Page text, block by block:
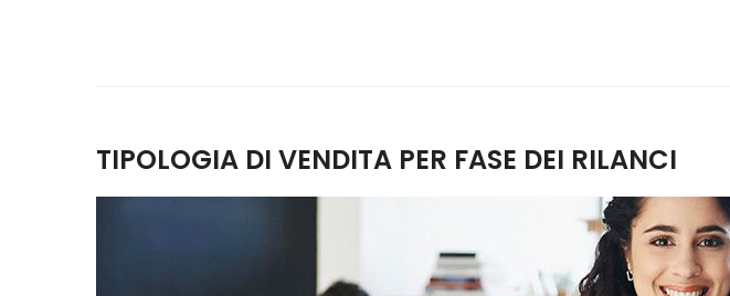
TIPOLOGIA DI VENDITA PER FASE DEI RILANCI